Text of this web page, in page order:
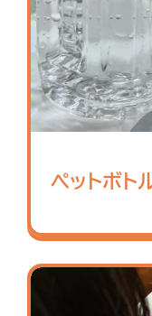
ペットボト